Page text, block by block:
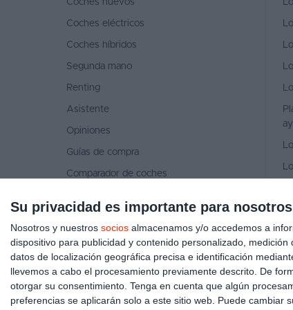
Su privacidad es importante para nosotros
Nosotros y nuestros socios almacenamos y/o accedemos a
dispositivo para publicidad y contenido personalizado,
datos de localización geográfica precisa e identificación
llevemos a cabo el procesamiento previamente descrito. De
otorgar su consentimiento. Tenga en cuenta que algún
preferencias se aplicarán solo a este sitio web. Puede
Coches nuevos
Coches eléctricos
Coches híbridos
Segunda mano
Renting
Asistente
Opiniones
Guías de compra
Comparador de coches
Ventas de coches 2026
Quiénes somos
Contacto